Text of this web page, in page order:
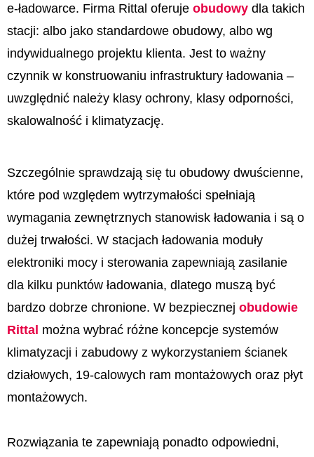
e-­ładowarce. Firma Rittal oferuje obudowy dla takich
stacji: albo jako standardowe obudowy, albo wg
indywidualnego projektu klienta. Jest to ważny
czynnik w konstruowaniu infrastruktury ładowania –
uwzględnić należy klasy ochrony, klasy odporności,
skalowalność i klimatyzację.
Szczególnie sprawdzają się tu obudowy dwuścienne,
które pod względem wytrzymałości spełniają
wymagania zewnętrznych stanowisk ładowania i są o
dużej trwałości. W stacjach ładowania moduły
elektroniki mocy i sterowania zapewniają zasilanie
dla kilku punktów ładowania, dlatego muszą być
bardzo dobrze chronione. W bezpiecznej obudowie
Rittal można wybrać różne koncepcje systemów
klimatyzacji i zabudowy z wykorzystaniem ścianek
działowych, 19-calowych ram montażowych oraz płyt
montażowych.
Rozwiązania te zapewniają ponadto odpowiedni,